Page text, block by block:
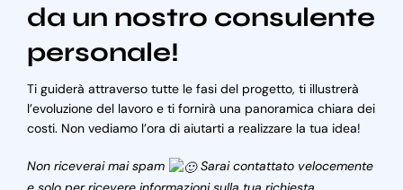
da un nostro consulente
personale!
Ti guiderà attraverso tutte le fasi del progetto, ti illustrerà
l’evoluzione del lavoro e ti fornirà una panoramica chiara dei
costi. Non vediamo l’ora di aiutarti a realizzare la tua idea!
Non riceverai mai spam
Sarai contattato velocemente